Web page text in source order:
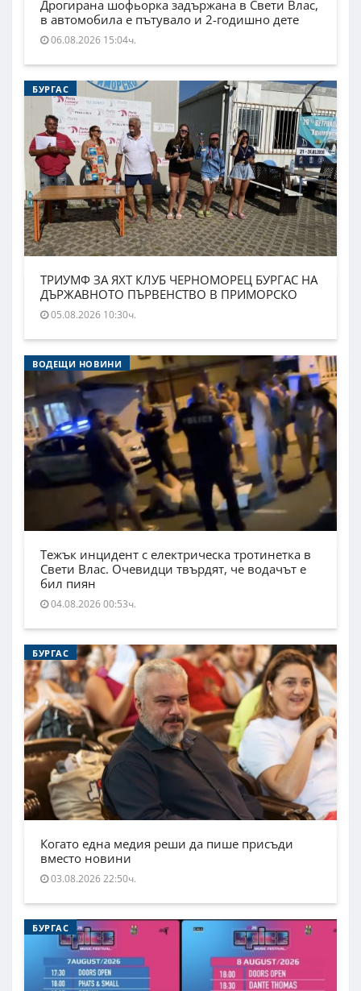
Дрогирана шофьорка задържана в Свети Влас,
в автомобила е пътувало и 2-годишно дете
06.08.2026 15:04ч.
БУРГАС
ТРИУМФ ЗА ЯХТ КЛУБ ЧЕРНОМОРЕЦ БУРГАС НА
ДЪРЖАВНОТО ПЪРВЕНСТВО В ПРИМОРСКО
05.08.2026 10:30ч.
ВОДЕЩИ НОВИНИ
Тежък инцидент с електрическа тротинетка в
Свети Влас. Очевидци твърдят, че водачът е
бил пиян
04.08.2026 00:53ч.
БУРГАС
Когато една медия реши да пише присъди
вместо новини
03.08.2026 22:50ч.
БУРГАС